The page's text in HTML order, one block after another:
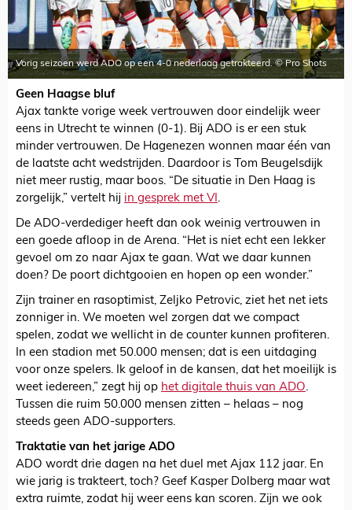
Vorig seizoen werd ADO op een 4-0 nederlaag getrakteerd. © Pro Shots
Geen Haagse bluf
Ajax tankte vorige week vertrouwen door eindelijk weer
eens in Utrecht te winnen (0-1). Bij ADO is er een stuk
minder vertrouwen. De Hagenezen wonnen maar één van
de laatste acht wedstrijden. Daardoor is Tom Beugelsdijk
niet meer rustig, maar boos. “De situatie in Den Haag is
zorgelijk,” vertelt hij in gesprek met VI.
De ADO-verdediger heeft dan ook weinig vertrouwen in
een goede afloop in de Arena. “Het is niet echt een lekker
gevoel om zo naar Ajax te gaan. Wat we daar kunnen
doen? De poort dichtgooien en hopen op een wonder.”
Zijn trainer en rasoptimist, Zeljko Petrovic, ziet het net iets
zonniger in. We moeten wel zorgen dat we compact
spelen, zodat we wellicht in de counter kunnen profiteren.
In een stadion met 50.000 mensen; dat is een uitdaging
voor onze spelers. Ik geloof in de kansen, dat het moeilijk is
weet iedereen,” zegt hij op het digitale thuis van ADO.
Tussen die ruim 50.000 mensen zitten – helaas – nog
steeds geen ADO-supporters.
Traktatie van het jarige ADO
ADO wordt drie dagen na het duel met Ajax 112 jaar. En
wie jarig is trakteert, toch? Geef Kasper Dolberg maar wat
extra ruimte, zodat hij weer eens kan scoren. Zijn we ook